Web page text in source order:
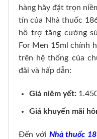
hàng hãy đặt trọn
tín của Nhà thuốc
hỗ trợ tăng cường
For Men 15ml chính
trên hệ thống của
đãi và hấp dẫn:
Giá niêm yết:
Giá khuyến mãi
Đến với Nhà thuốc